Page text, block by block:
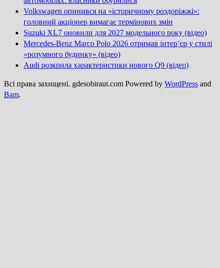
Volkswagen опинився на «історичному роздоріжжі»:
головний акціонер вимагає термінових змін
Suzuki XL7 оновили для 2027 модельного року (відео)
Mercedes-Benz Marco Polo 2026 отримав інтер’єр у стилі
«розумного будинку» (відео)
Audi розкрила характеристики нового Q9 (відео)
Всі права захищені. gdesobiraut.com Powered by WordPress and
Bam.